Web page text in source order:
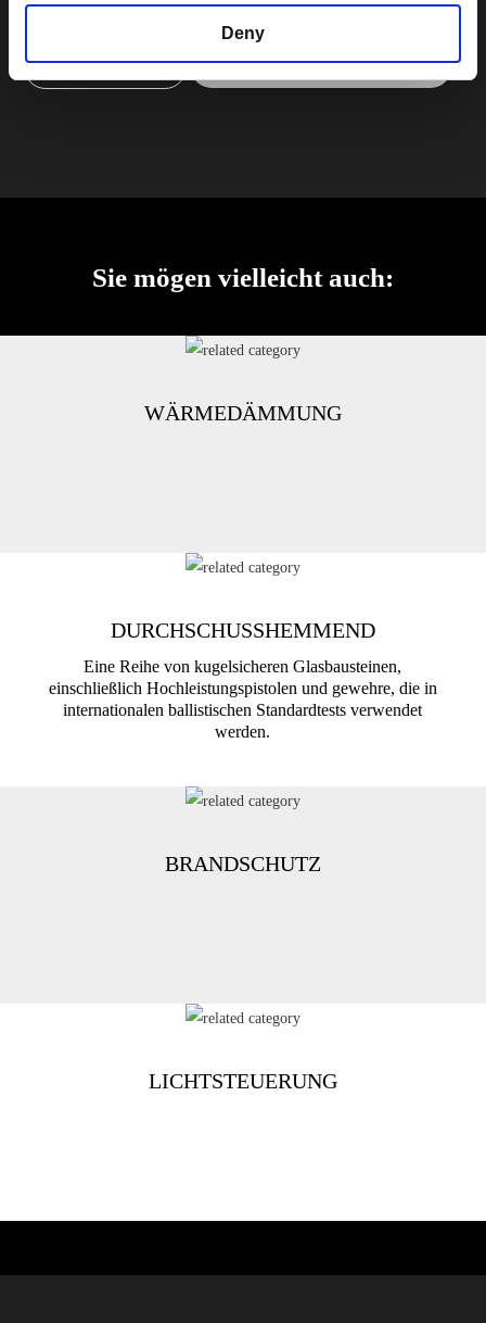
Deny
Kontakte Galerie durchsuchen
Sie mögen vielleicht auch:
WÄRMEDÄMMUNG
DURCHSCHUSSHEMMEND
Eine Reihe von kugelsicheren Glasbausteinen,
einschließlich Hochleistungspistolen und gewehre, die in
internationalen ballistischen Standardtests verwendet
werden.
BRANDSCHUTZ
LICHTSTEUERUNG